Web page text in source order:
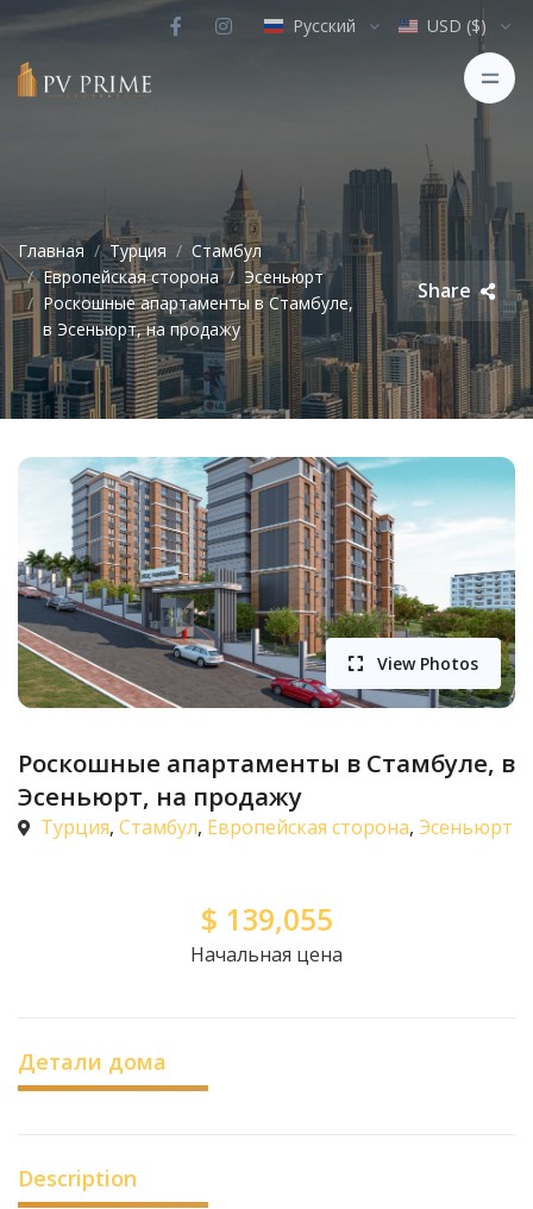
Русский USD ($)
Главная Турция
Стамбул
Европейская сторона
Эсеньюрт
Роскошные апартаменты в Стамбуле,
в Эсеньюрт, на продажу
Share
View Photos
Роскошные апартаменты в Стамбуле, в
Эсеньюрт, на продажу
Турция, Стамбул, Европейская сторона, Эсеньюрт
$ 139,055
Начальная цена
Детали дома
Description